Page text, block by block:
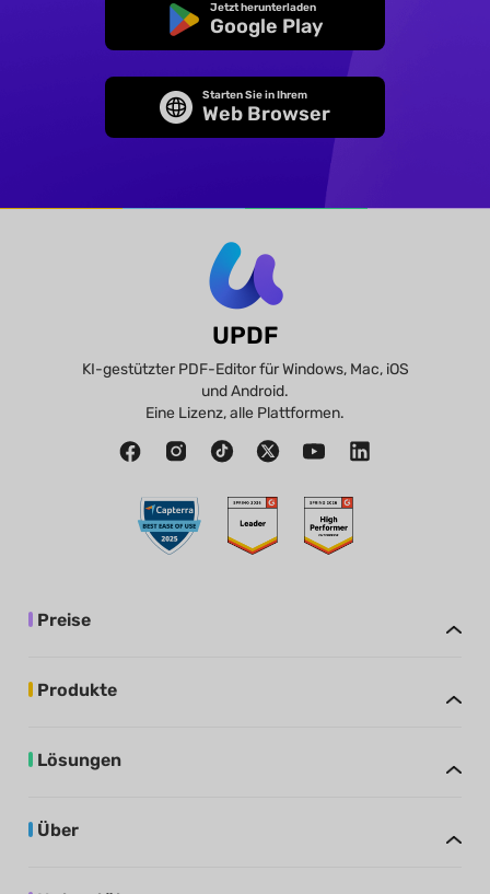
Jetzt herunterladen
Google Play
Starten Sie in Ihrem
Web Browser
UPDF
KI-gestützter PDF-Editor für Windows, Mac, iOS
und Android.
Eine Lizenz, alle Plattformen.
Preise
Produkte
Lösungen
Über